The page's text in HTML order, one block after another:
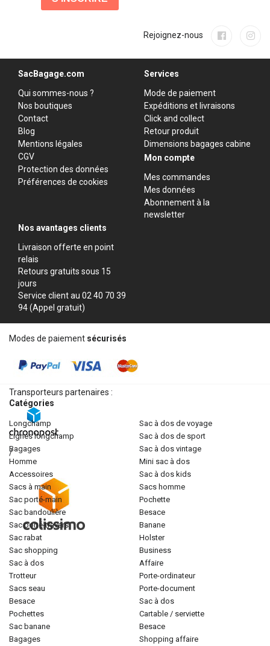
Rejoignez-nous
SacBagage.com
Qui sommes-nous ?
Nos boutiques
Contact
Blog
Mentions légales
CGV
Protection des données
Préférences de cookies
Services
Mode de paiement
Expéditions et livraisons
Click and collect
Retour produit
Dimensions bagages cabine
Mon compte
Mes commandes
Mes données
Abonnement à la
newsletter
Nos avantages clients
Livraison offerte en point
relais
Retours gratuits sous 15
jours
Service client au 02 40 70 39
94 (Appel gratuit)
Modes de paiement sécurisés
Transporteurs partenaires :
/
Catégories
longchamp
lignes longchamp
bagages
homme
accessoires
sacs à main
sac porté-main
sac bandoulière
sac porté-travers
sac rabat
sac shopping
sac à dos
trotteur
sacs seau
besace
pochettes
sac banane
bagages
sac à dos de voyage
sac à dos de sport
sac à dos vintage
mini sac à dos
sac à dos kids
sacs homme
pochette
besace
banane
holster
business
affaire
porte-ordinateur
porte-document
sac à dos
cartable / serviette
besace
shopping affaire